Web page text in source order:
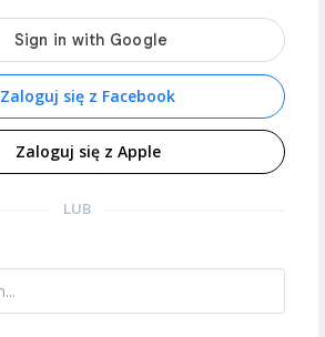
Zaloguj się z Facebook
Zaloguj się z Apple
LUB